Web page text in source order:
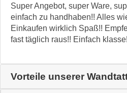
Super Angebot, super Ware,
einfach zu handhaben!! Alles
Einkaufen wirklich Spaß!!
fast täglich raus!! Einfach
Vorteile unserer